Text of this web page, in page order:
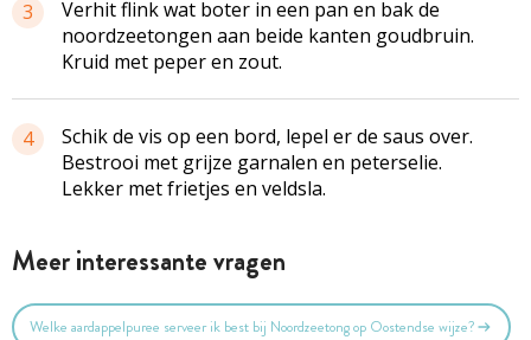
3
Verhit flink wat boter in een pan en bak de
noordzeetongen aan beide kanten goudbruin.
Kruid met peper en zout.
4
Schik de vis op een bord, lepel er de saus over.
Bestrooi met grijze garnalen en peterselie.
Lekker met frietjes en veldsla.
Meer interessante vragen
Welke aardappelpuree serveer ik best bij Noordzeetong op Oostendse wijze?